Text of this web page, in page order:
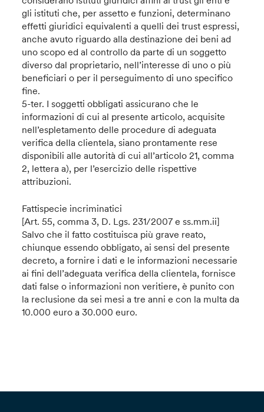
gli istituti che, per assetto e funzioni, determinano
effetti giuridici equivalenti a quelli dei trust espressi,
anche avuto riguardo alla destinazione dei beni ad
uno scopo ed al controllo da parte di un soggetto
diverso dal proprietario, nell’interesse di uno o più
beneficiari o per il perseguimento di uno specifico
fine.
5-ter. I soggetti obbligati assicurano che le
informazioni di cui al presente articolo, acquisite
nell’espletamento delle procedure di adeguata
verifica della clientela, siano prontamente rese
disponibili alle autorità di cui all’articolo 21, comma
2, lettera a), per l’esercizio delle rispettive
attribuzioni.
Fattispecie incriminatici
[Art. 55, comma 3, D. Lgs. 231/2007 e ss.mm.ii]
Salvo che il fatto costituisca più grave reato,
chiunque essendo obbligato, ai sensi del presente
decreto, a fornire i dati e le informazioni necessarie
ai fini dell’adeguata verifica della clientela, fornisce
dati false o informazioni non veritiere, è punito con
la reclusione da sei mesi a tre anni e con la multa da
10.000 euro a 30.000 euro.